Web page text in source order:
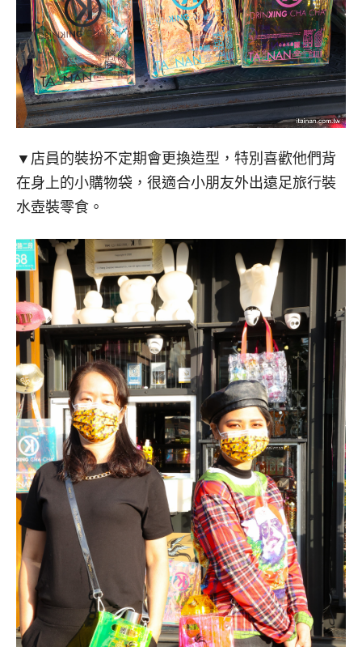
▼店員的裝扮不定期會更換造型，特別喜歡他們背
在身上的小購物袋，很適合小朋友外出遠足旅行裝
水壺裝零食。